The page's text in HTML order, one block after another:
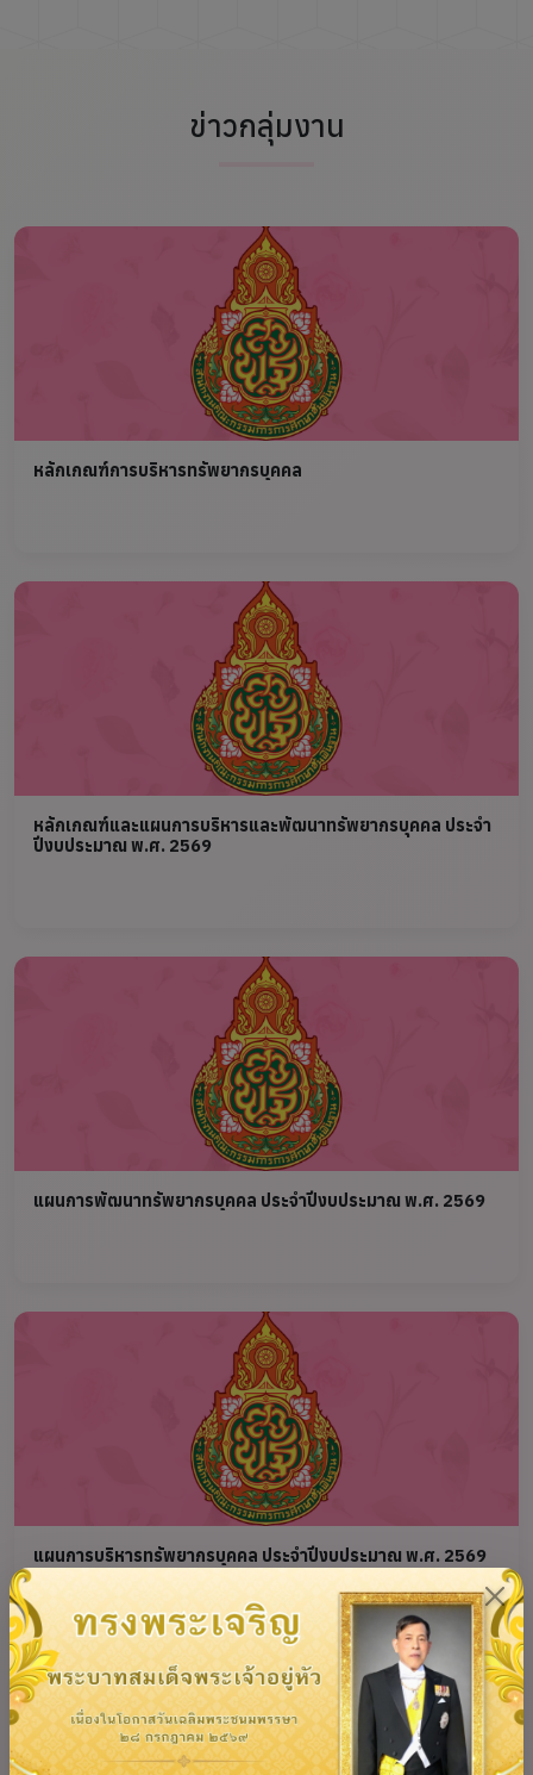
ข่าวกลุ่มงาน
หลักเกณฑ์การบริหารทรัพยากรบุคคล
หลักเกณฑ์และแผนการบริหารและพัฒนาทรัพยากรบุคคล ประจำ
ปีงบประมาณ พ.ศ. 2569
แผนการพัฒนาทรัพยากรบุคคล ประจำปีงบประมาณ พ.ศ. 2569
แผนการบริหารทรัพยากรบุคคล ประจำปีงบประมาณ พ.ศ. 2569